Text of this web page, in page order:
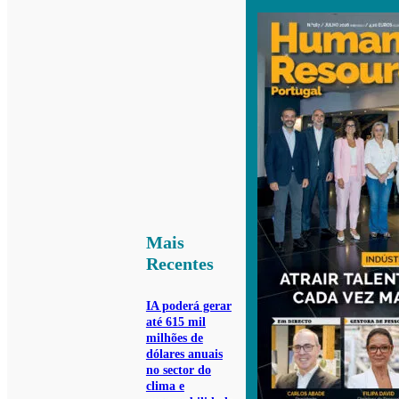
Mais
Recentes
IA poderá gerar
até 615 mil
milhões de
dólares anuais
no sector do
clima e